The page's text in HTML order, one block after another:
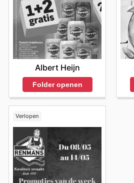
aujourd'hui pour découvrir les
commencer à économiser dès
Albert Heijn
Folder openen
Verlopen